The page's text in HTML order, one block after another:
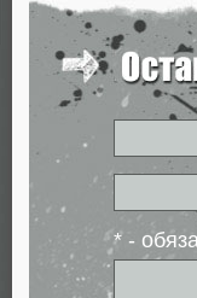
* -